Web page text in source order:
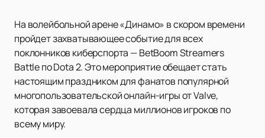
На волейбольной арене «Динамо» в скором времени
пройдет захватывающее событие для всех
поклонников киберспорта — BetBoom Streamers
Battle по Dota 2. Это мероприятие обещает стать
настоящим праздником для фанатов популярной
многопользовательской онлайн-игры от Valve,
которая завоевала сердца миллионов игроков по
всему миру.